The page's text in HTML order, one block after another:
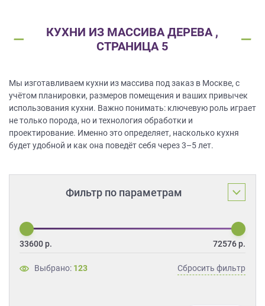
КУХНИ ИЗ МАССИВА ДЕРЕВА ,
СТРАНИЦА 5
Мы изготавливаем кухни из массива под заказ в Москве, с
учётом планировки, размеров помещения и ваших привычек
использования кухни. Важно понимать: ключевую роль играет
не только порода, но и технология обработки и
проектирование. Именно это определяет, насколько кухня
будет удобной и как она поведёт себя через 3–5 лет.
Фильтр по параметрам
33600р. 72576р.
Выбрано: 123 Сбросить фильтр
Нажимая на кнопку "Отправить", вы
даетеСогласие на обработку
персональных данных, а также
Согласие на обработку персональных
данных метрическими программами
порядке и на условиях Политики
обработки персональных данных.
принимаете условияПолитики
конфиденциальности
Ваше
Ваш
телефон*
"Отправить",
даете